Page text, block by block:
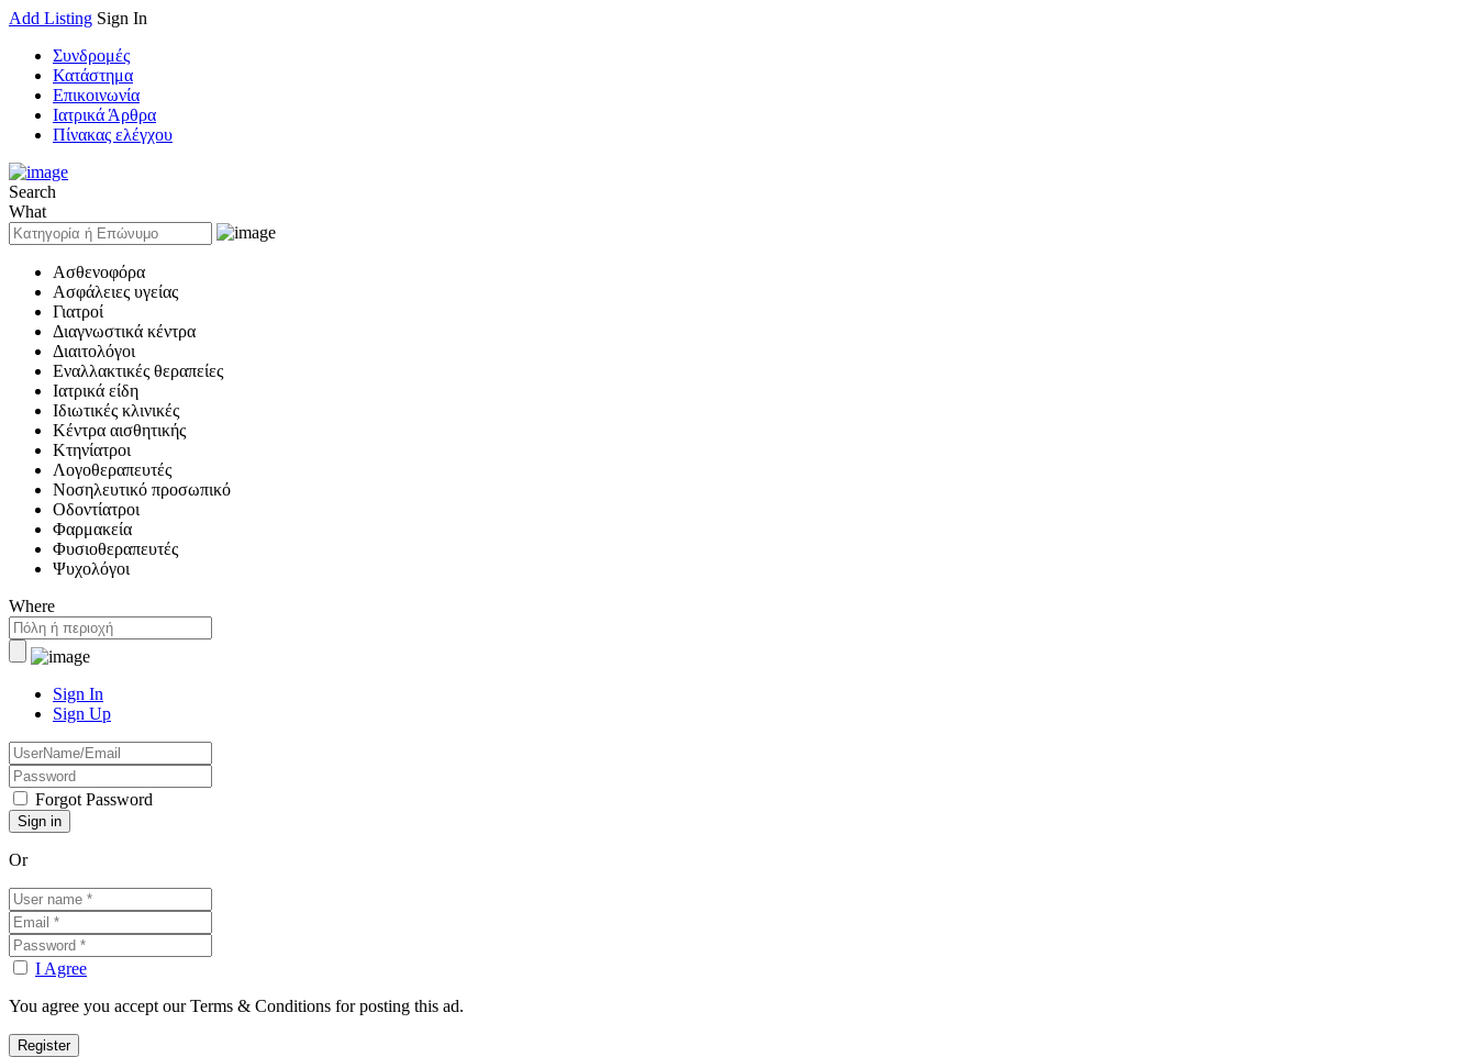
Add Listing Sign In
Συνδρομές
Κατάστημα
Επικοινωνία
Ιατρικά Άρθρα
Πίνακας ελέγχου
Search
What
Ασθενοφόρα
Ασφάλειες υγείας
Γιατροί
Διαγνωστικά κέντρα
Διαιτολόγοι
Εναλλακτικές θεραπείες
Ιατρικά είδη
Ιδιωτικές κλινικές
Κέντρα αισθητικής
Κτηνίατροι
Λογοθεραπευτές
Νοσηλευτικό προσωπικό
Οδοντίατροι
Φαρμακεία
Φυσιοθεραπευτές
Ψυχολόγοι
Where
Sign In
Sign Up
Forgot Password
Or
I Agree
You agree you accept our Terms & Conditions for posting this ad.